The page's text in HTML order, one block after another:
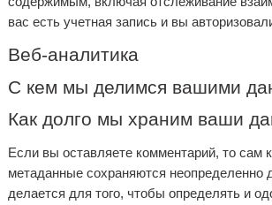
вас есть учетная запись и вы
Веб-аналитика
С кем мы делимся вашими
Как долго мы храним ваши
Если вы оставляете комментарий, то сам
метаданные сохраняются неопределенно
делается для того, чтобы определять и